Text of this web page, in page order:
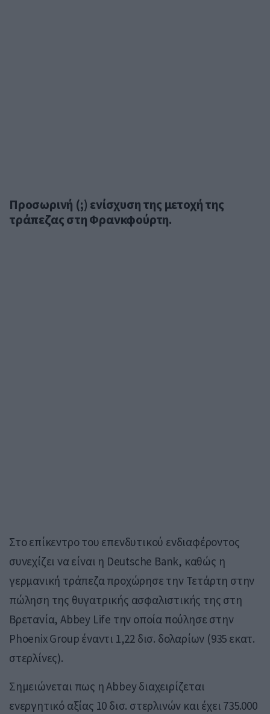
Προσωρινή (;) ενίσχυση της μετοχή της
τράπεζας στη Φρανκφούρτη.
Στο επίκεντρο του επενδυτικού ενδιαφέροντος
συνεχίζει να είναι η Deutsche Bank, καθώς η
γερμανική τράπεζα προχώρησε την Τετάρτη στην
πώληση της θυγατρικής ασφαλιστικής της στη
Βρετανία, Abbey Life την οποία πούλησε στην
Phoenix Group έναντι 1,22 δισ. δολαρίων (935 εκατ.
στερλίνες).
Σημειώνεται πως η Abbey διαχειρίζεται
ενεργητικό αξίας 10 δισ. στερλινών και έχει 735.000